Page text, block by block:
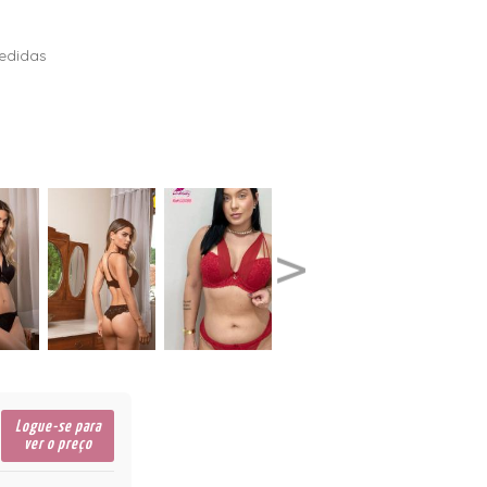
Logue-se para
ver o preço